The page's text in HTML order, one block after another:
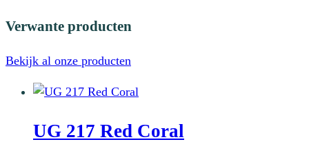
Verwante producten
Bekijk al onze producten
UG 217 Red Coral